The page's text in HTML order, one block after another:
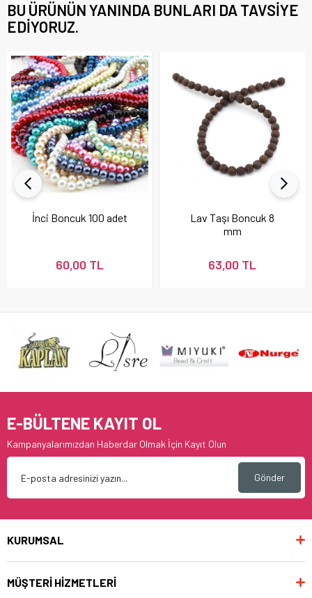
BU ÜRÜNÜN YANINDA BUNLARI DA TAVSIYE
EDIYORUZ.
İnci Boncuk 100 adet
60,00 TL
Lav Taşı Boncuk 8
mm
63,00 TL
E-BÜLTENE KAYIT OL
Kampanyalarımızdan Haberdar Olmak İçin Kayıt Olun
Gönder
KURUMSAL
MÜŞTERİ HİZMETLERİ